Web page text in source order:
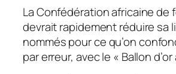
La Confédération africaine de
devrait rapidement réduire sa
nommés pour ce qu’on
par erreur, avec le « Ballon